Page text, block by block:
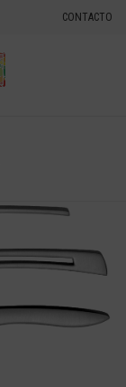
CONTACTO